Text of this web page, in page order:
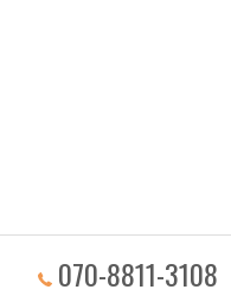
070-8811-3108